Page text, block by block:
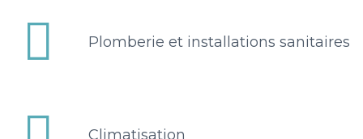

 Plomberie et installations sanitaires
Climatisation